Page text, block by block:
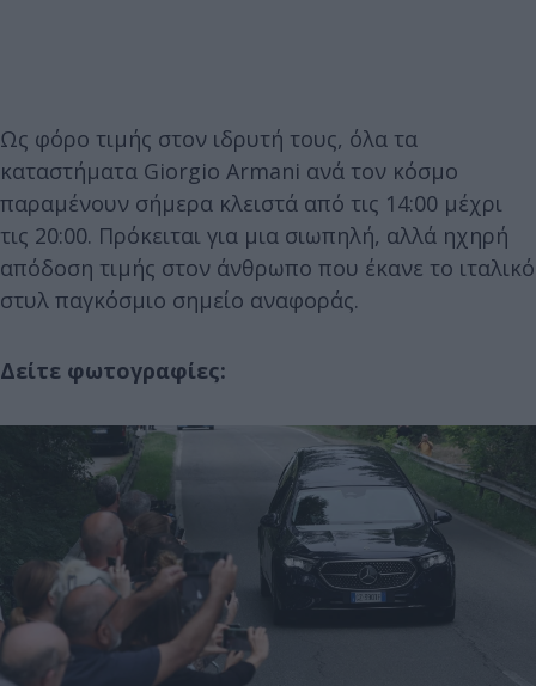
Ως φόρο τιμής στον ιδρυτή τους, όλα τα
καταστήματα Giorgio Armani ανά τον κόσμο
παραμένουν σήμερα κλειστά από τις 14:00 μέχρι
τις 20:00. Πρόκειται για μια σιωπηλή, αλλά ηχηρή
απόδοση τιμής στον άνθρωπο που έκανε το ιταλικό
στυλ παγκόσμιο σημείο αναφοράς.
Δείτε φωτογραφίες: